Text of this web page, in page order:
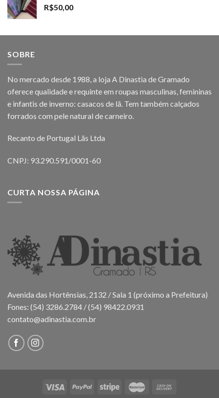
R$50,00
SOBRE
No mercado desde 1988, a loja A Dinastia de Gramado
oferece qualidade e requinte em roupas masculinas, femininas
e infantis de inverno: casacos de lã. Tem também calçados
forrados com pele natural de carneiro.
Recanto de Portugal Lãs Ltda
CNPJ: 93.290.591/0001-60
CURTA NOSSA PÁGINA
Avenida das Hortênsias, 2132 / Sala 1 (próximo a Prefeitura)
Fones: (54) 3286.2784 / (54) 98422.0931
contato@adinastia.com.br